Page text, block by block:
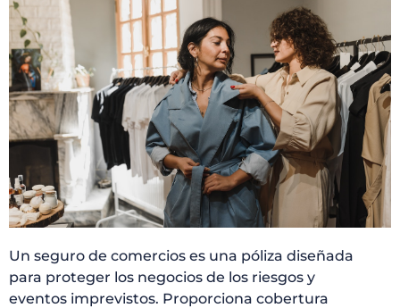
Un seguro de comercios es una póliza diseñada
para proteger los negocios de los riesgos y
eventos imprevistos. Proporciona cobertura